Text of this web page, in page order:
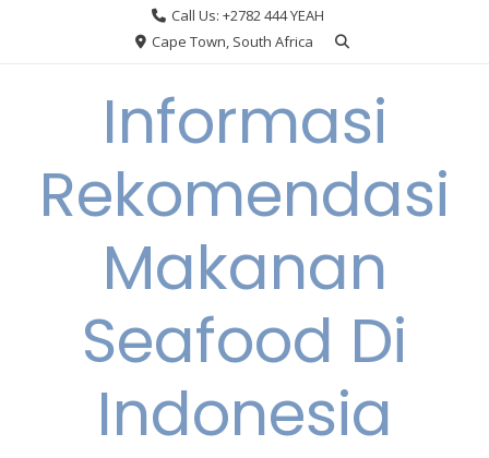
Call Us: +2782 444 YEAH
Cape Town, South Africa
Informasi
Rekomendasi
Makanan
Seafood Di
Indonesia